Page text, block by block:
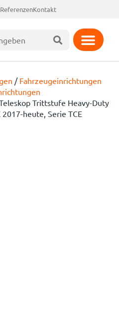
ReferenzenKontakt
/ Fahrzeugeinrichtungen
Trittstufe Heavy-Duty
heute, Serie TCE